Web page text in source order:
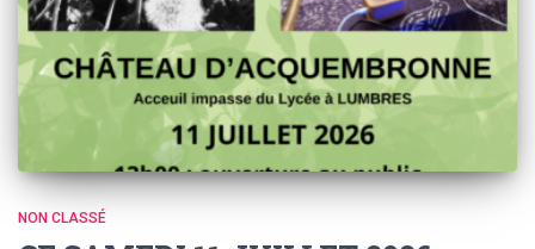
NON CLASSÉ